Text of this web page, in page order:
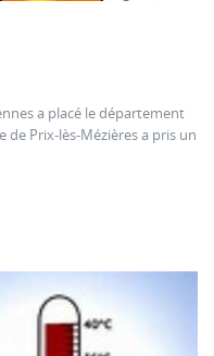
a placé le département
de Prix-lès-Mézières a pris un